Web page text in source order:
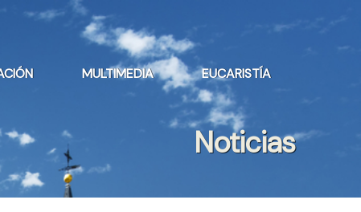
MULTIMEDIA EUCARISTÍA
Noticias